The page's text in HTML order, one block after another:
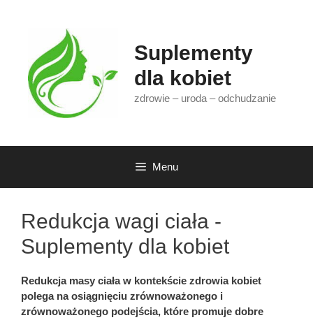
Suplementy
dla kobiet
zdrowie – uroda – odchudzanie
Menu
Redukcja wagi ciała -
Suplementy dla kobiet
Redukcja masy ciała w kontekście zdrowia kobiet
polega na osiągnięciu zrównoważonego i
zrównoważonego podejścia, które promuje dobre